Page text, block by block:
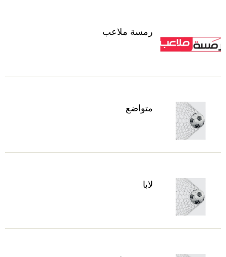
رمسة ملاعب
متواضع
لابا